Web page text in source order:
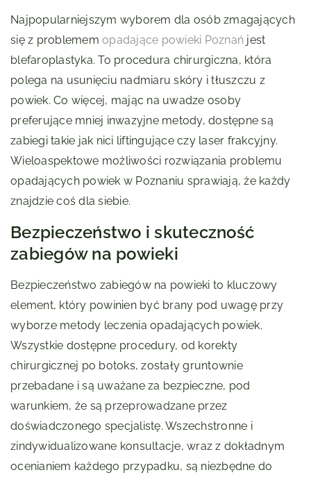
Najpopularniejszym wyborem dla osób zmagających
się z problemem opadające powieki Poznań jest
blefaroplastyka. To procedura chirurgiczna, która
polega na usunięciu nadmiaru skóry i tłuszczu z
powiek. Co więcej, mając na uwadze osoby
preferujące mniej inwazyjne metody, dostępne są
zabiegi takie jak nici liftingujące czy laser frakcyjny.
Wieloaspektowe możliwości rozwiązania problemu
opadających powiek w Poznaniu sprawiają, że każdy
znajdzie coś dla siebie.
Bezpieczeństwo i skuteczność
zabiegów na powieki
Bezpieczeństwo zabiegów na powieki to kluczowy
element, który powinien być brany pod uwagę przy
wyborze metody leczenia opadających powiek.
Wszystkie dostępne procedury, od korekty
chirurgicznej po botoks, zostały gruntownie
przebadane i są uważane za bezpieczne, pod
warunkiem, że są przeprowadzane przez
doświadczonego specjalistę. Wszechstronne i
zindywidualizowane konsultacje, wraz z dokładnym
ocenianiem każdego przypadku, są niezbędne do